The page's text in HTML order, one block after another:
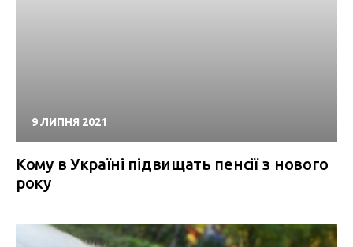
9 ЛИПНЯ 2021
Кому в Україні підвищать пенсії з нового
року